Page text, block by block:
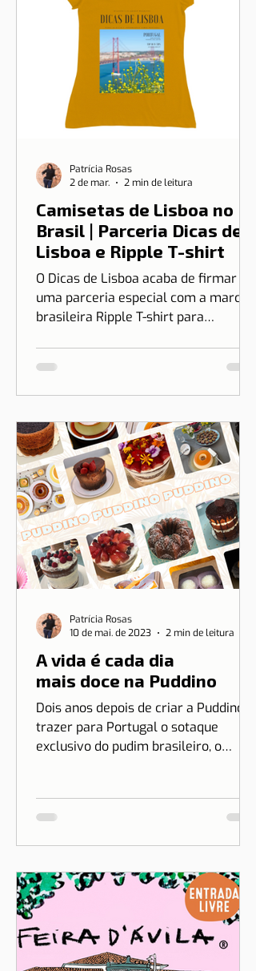
Camisetas de Lisboa no
Brasil | Parceria Dicas de
Lisboa e Ripple T-shirt
O Dicas de Lisboa acaba de firmar
uma parceria especial com a marca
brasileira Ripple T-shirt para
Patrícia Rosas
2 de mar.
2 min de leitura
A vida é cada dia
mais doce na Puddino
Dois anos depois de criar a Puddino e
trazer para Portugal o sotaque
exclusivo do pudim brasileiro, o
Patrícia Rosas
10 de mai. de 2023
2 min de leitura